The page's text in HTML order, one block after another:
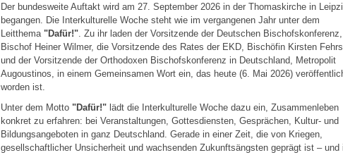
Der bundesweite Auftakt wird am 27. September 2026 in der Thomaskirche in
begangen. Die Interkulturelle Woche steht wie im vergangenen Jahr unter dem
Leitthema "Dafür!". Zu ihr laden der Vorsitzende der Deutschen Bischofskonferenz,
Bischof Heiner Wilmer, die Vorsitzende des Rates der EKD, Bischöfin Kirsten
und der Vorsitzende der Orthodoxen Bischofskonferenz in Deutschland, Metropolit
Augoustinos, in einem Gemeinsamen Wort ein, das heute (6. Mai 2026)
worden ist.
Unter dem Motto "Dafür!" lädt die Interkulturelle Woche dazu ein, Zusammenleben
konkret zu erfahren: bei Veranstaltungen, Gottesdiensten, Gesprächen, Kultur- und
Bildungsangeboten in ganz Deutschland. Gerade in einer Zeit, die von Kriegen,
gesellschaftlicher Unsicherheit und wachsenden Zukunftsängsten geprägt ist – und